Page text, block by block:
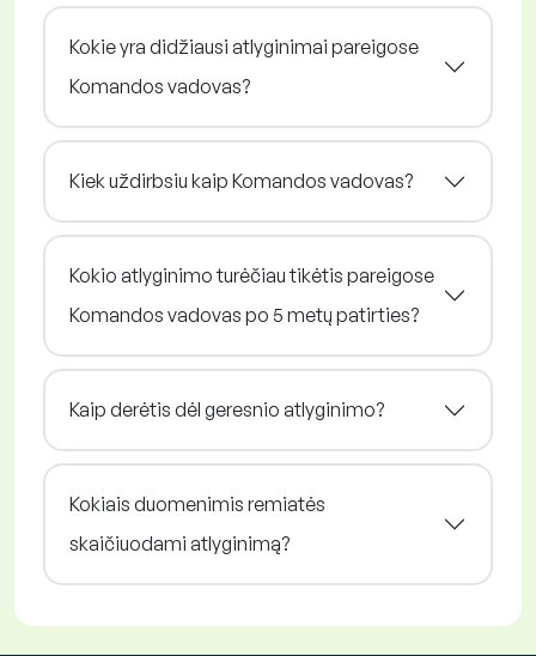
Kokie yra didžiausi atlyginimai pareigose
Komandos vadovas?
Kiek uždirbsiu kaip Komandos vadovas?
Kokio atlyginimo turėčiau tikėtis pareigose
Komandos vadovas po 5 metų patirties?
Kaip derėtis dėl geresnio atlyginimo?
Kokiais duomenimis remiatės
skaičiuodami atlyginimą?